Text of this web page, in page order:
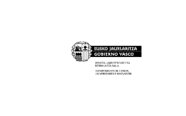
Eusko
Jaurlaritza